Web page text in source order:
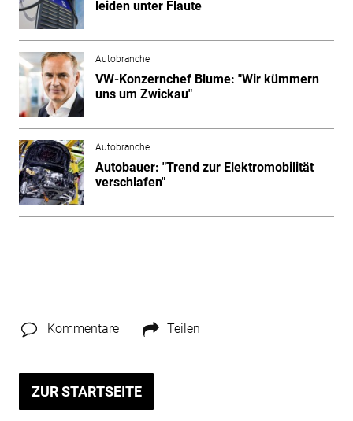
leiden unter Flaute
Autobranche
VW-Konzernchef Blume: "Wir kümmern
uns um Zwickau"
Autobranche
Autobauer: "Trend zur Elektromobilität
verschlafen"
Kommentare Teilen
ZUR STARTSEITE